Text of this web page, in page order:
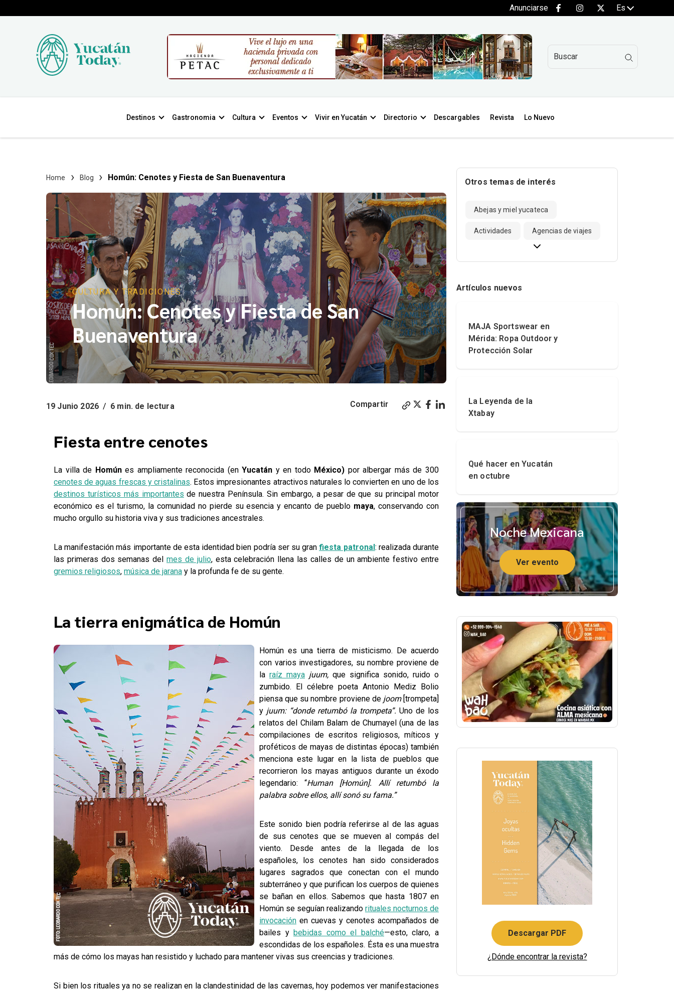
Anunciarse Es
Destinos Gastronomia Cultura Eventos Vivir en Yucatán Directorio Descargables Revista Lo Nuevo
Home Blog Homún: Cenotes y Fiesta de San Buenaventura
CULTURA Y TRADICIONES
Homún: Cenotes y Fiesta de San
Buenaventura
19 Junio 2026 / 6 min. de lectura Compartir
Fiesta entre cenotes
La villa de Homúnes ampliamente reconocida (enYucatán y en todo México) por albergar más de 300
cenotes de aguas frescas y cristalinas. Estos impresionantes atractivos naturales lo convierten en uno de los
destinos turísticos más importantes de nuestra Península. Sin embargo, a pesar de que su principal motor
económico es el turismo, la comunidad no pierde su esencia y encanto de pueblo maya, conservando con
mucho orgullo su historia viva y sus tradiciones ancestrales.
La manifestación más importante de esta identidad bien podría ser su granfiesta patronal : realizada durante
las primeras dos semanas delmes de julio, esta celebración llena las calles de un ambiente festivo entre
gremios religiosos, música de jarana y la profunda fe de su gente.
La tierra enigmática de Homún
Homún es una tierra de misticismo. De acuerdo
con varios investigadores, su nombre proviene de
la raíz maya juum, que significa sonido, ruido o
zumbido. El célebre poeta Antonio Mediz Bolio
piensa que su nombre proviene de joom[trompeta]
y juum: “donde retumbó la trompeta”. Uno de los
relatos del Chilam Balam de Chumayel (una de las
compilaciones de escritos religiosos, míticos y
proféticos de mayas de distintas épocas) también
menciona este lugar en la lista de pueblos que
recorrieron los mayas antiguos durante un éxodo
legendario: “Human [Homún]. Allí retumbó la
palabra sobre ellos, allí sonó su fama.”
Este sonido bien podría referirse al de las aguas
de sus cenotes que se mueven al compás del
viento. Desde antes de la llegada de los
españoles, los cenotes han sido considerados
lugares sagrados que conectan con el mundo
subterráneo y que purifican los cuerpos de quienes
se bañan en ellos. Sabemos que hasta 1807 en
Homún se seguían realizando rituales nocturnos de
invocación en cuevas y cenotes acompañados de
bailes ybebidas como el balché—esto, claro, a
escondidas de los españoles. Ésta es una muestra
más de cómo los mayas han resistido y luchado para mantener vivas sus creencias y tradiciones.
Si bien los rituales ya no se realizan en la clandestinidad de las cavernas, hoy podemos ver manifestaciones
Otros temas de interés
Abejas y miel yucateca
Actividades Agencias de viajes
Artículos nuevos
MAJA Sportswear en
Mérida: Ropa Outdoor y
Protección Solar
La Leyenda de la
Xtabay
Qué hacer en Yucatán
en octubre
Noche Mexicana
Ver evento
Descargar PDF
¿Dónde encontrar la revista?